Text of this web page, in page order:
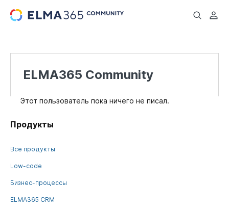
...
ELMA365 Community
Этот пользователь пока ничего не писал.
Продукты
Все продукты
Low-code
Бизнес-процессы
ELMA365 CRM